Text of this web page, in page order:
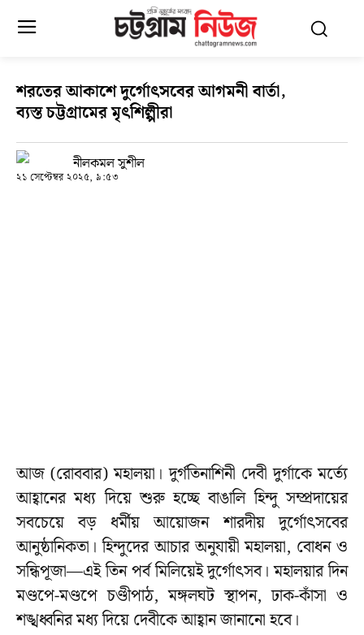
শরতের আকাশে দুর্গোৎসবের আগমনী বার্তা,
ব্যস্ত চট্টগ্রামের মৃৎশিল্পীরা
নীলকমল সুশীল
২১ সেপ্টেম্বর ২০২৫, ৯:৫৩
আজ (রোববার) মহালয়া। দুর্গতিনাশিনী দেবী দুর্গাকে মর্ত্যে
আহ্বানের মধ্য দিয়ে শুরু হচ্ছে বাঙালি হিন্দু সম্প্রদায়ের
সবচেয়ে বড় ধর্মীয় আয়োজন শারদীয় দুর্গোৎসবের
আনুষ্ঠানিকতা। হিন্দুদের আচার অনুযায়ী মহালয়া, বোধন ও
সন্ধিপূজা—এই তিন পর্ব মিলিয়েই দুর্গোৎসব। মহালয়ার দিন
মণ্ডপে-মণ্ডপে চণ্ডীপাঠ, মঙ্গলঘট স্থাপন, ঢাক-কাঁসা ও
শঙ্খধ্বনির মধ্য দিয়ে দেবীকে আহ্বান জানানো হবে।